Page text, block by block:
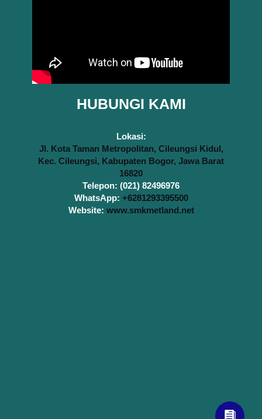
HUBUNGI KAMI
Lokasi:
Jl. Kota Taman Metropolitan, Cileungsi Kidul,
Kec. Cileungsi, Kabupaten Bogor, Jawa Barat
16820
Telepon: (021) 82496976
WhatsApp: +6281293395500
Website: www.smkmetland.net